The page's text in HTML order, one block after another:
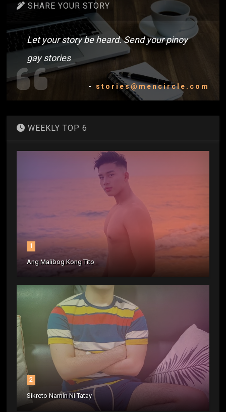
SHARE YOUR STORY
Let your story be heard. Send your pinoy
gay stories
- stories@mencircle.com
WEEKLY TOP 6
1
Ang Malibog Kong Tito
2
Sikreto Namin Ni Tatay